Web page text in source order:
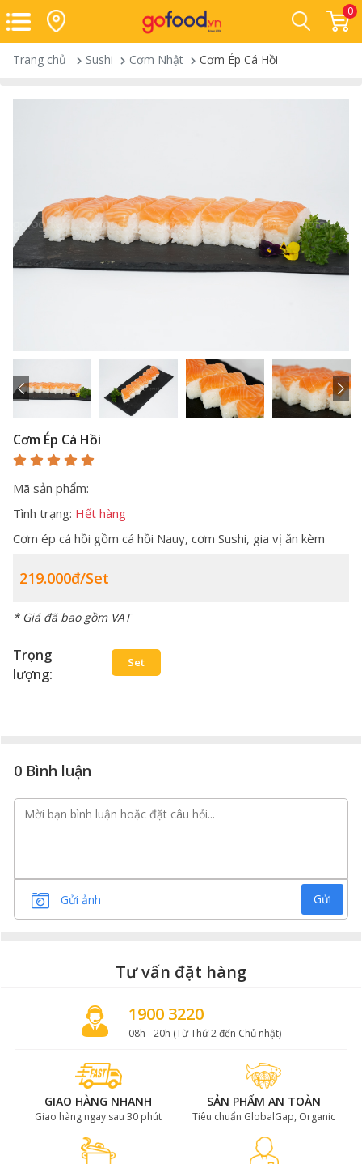
0
Trang chủ Sushi Cơm Nhật Cơm Ép Cá Hồi
Cơm Ép Cá Hồi
Mã sản phẩm:
Tình trạng: Hết hàng
Cơm ép cá hồi gồm cá hồi Nauy, cơm Sushi, gia vị ăn kèm
219.000đ/set
* Giá đã bao gồm VAT
Trọng
lượng:
Set
0 Bình luận
Gửi ảnh Gửi
Tư vấn đặt hàng
1900 3220
08h - 20h (Từ Thứ 2 đến Chủ nhật)
GIAO HÀNG NHANH
Giao hàng ngay sau 30 phút
SẢN PHẨM AN TOÀN
Tiêu chuẩn GlobalGap, Organic